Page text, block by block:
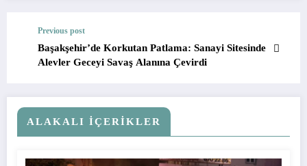
Previous post
Başakşehir’de Korkutan Patlama: Sanayi Sitesinde
Alevler Geceyi Savaş Alanına Çevirdi
ALAKALI İÇERIKLER